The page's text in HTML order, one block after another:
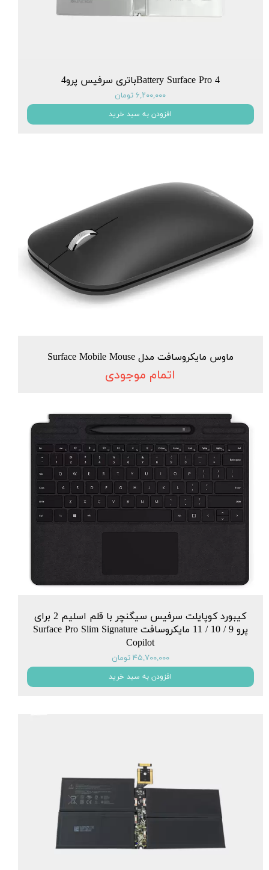
Battery Surface Pro 4باتری سرفیس پرو4
۶,۲۰۰,۰۰۰ تومان
افزودن به سبد خرید
ماوس مایکروسافت مدل Surface Mobile Mouse
اتمام موجودی
کیبورد کوپایلت سرفیس سیگنچر با قلم اسلیم 2 برای
پرو 9 / 10 / 11 مایکروسافت Surface Pro Slim Signature
Copilot
۴۵,۷۰۰,۰۰۰ تومان
افزودن به سبد خرید